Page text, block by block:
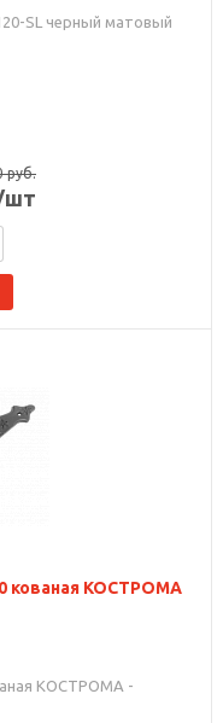
SL черный матовый
руб.
шт
кованая КОСТРОМА
КОСТРОМА -